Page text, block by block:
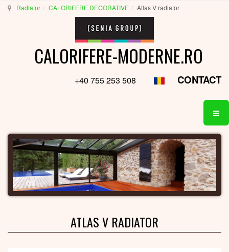
Radiator CALORIFERE DECORATIVE Atlas V radiator
CALORIFERE-MODERNE.RO
+40 755 253 508 CONTACT
ATLAS V RADIATOR